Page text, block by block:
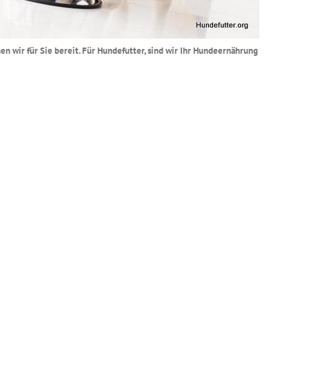
wir für Sie bereit. Für Hundefutter, sind wir Ihr Hundeernährung